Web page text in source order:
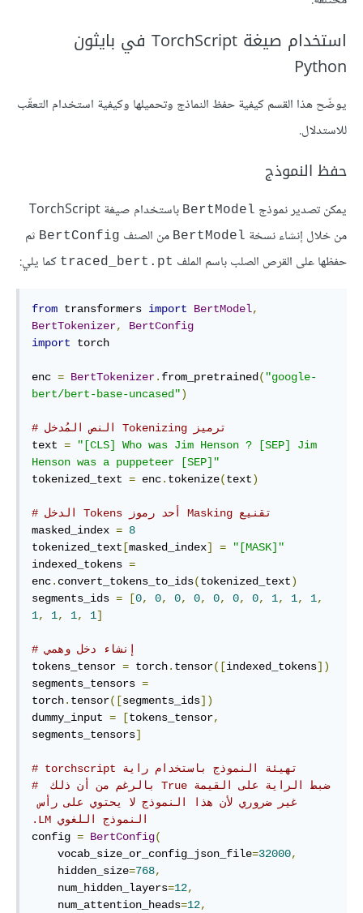
استخدام صيغة TorchScript في بايثون
Python
يوضّح هذا القسم كيفية حفظ النماذج وتحميلها وكيفية استخدام التعقّب
للاستدلال.
حفظ النموذج
يمكن تصدير نموذج BertModel
باستخدام صيغة TorchScript
من خلال إنشاء نسخة BertModel من الصنف BertConfig ثم
حفظها على القرص الصلب باسم الملف traced_bert.pt كما يلي:
from transformers import BertModel,
BertTokenizer,
BertConfig
import torch
enc = BertTokenizer. from_pretrained( "google-
bert/bert-base-uncased")
# ‫ترميز Tokenizing النص المُدخل
text =
"[CLS] Who was Jim Henson ? [SEP] Jim
Henson was a puppeteer [SEP]"
tokenized_text = enc. tokenize(text)
# تقنيع‫ Masking أحد رموز Tokens الدخل
masked_index = 8
tokenized_text [masked_index] =
"[MASK]"
indexed_tokens =
enc. convert_tokens_to_ids(tokenized_text)
segments_ids = [0, 0, 0, 0, 0, 0, 0, 1, 1, 1,
1, 1, 1, 1]
# إنشاء دخل وهمي
tokens_tensor = torch. tensor([indexed_tokens])
segments_tensors =
torch. tensor([segments_ids])
dummy_input = [tokens_tensor,
segments_tensors]
# ‫تهيئة النموذج باستخدام راية torchscript
# ضبط الراية على القيمة‫ True بالرغم من أن ذلك
غير ضروري لأن هذا النموذج لا يحتوي على رأس
النموذج اللغوي LM.
config = BertConfig(
    vocab_size_or_config_json_file
=32000,
    hidden_size
=768,
    num_hidden_layers
=12,
    num_attention_heads
=12,